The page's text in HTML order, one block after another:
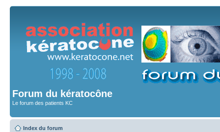
Forum du kératocône
Le forum des patients KC
Index du forum